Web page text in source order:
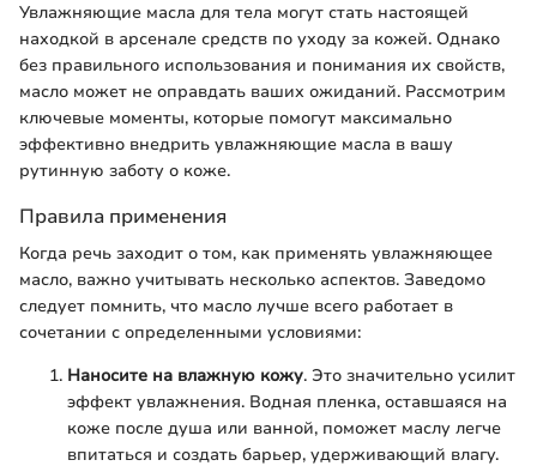
Увлажняющие масла для тела могут стать настоящей
находкой в арсенале средств по уходу за кожей. Однако
без правильного использования и понимания их свойств,
масло может не оправдать ваших ожиданий. Рассмотрим
ключевые моменты, которые помогут максимально
эффективно внедрить увлажняющие масла в вашу
рутинную заботу о коже.
Правила применения
Когда речь заходит о том, как применять увлажняющее
масло, важно учитывать несколько аспектов. Заведомо
следует помнить, что масло лучше всего работает в
сочетании с определенными условиями:
Наносите на влажную кожу. Это значительно усилит
эффект увлажнения. Водная пленка, оставшаяся на
коже после душа или ванной, поможет маслу легче
впитаться и создать барьер, удерживающий влагу.